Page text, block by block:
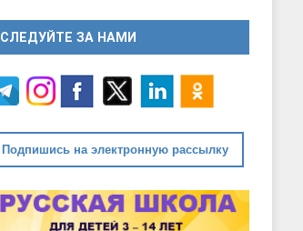
СЛЕДУЙТЕ ЗА НАМИ
Подпишись на электронную рассылку